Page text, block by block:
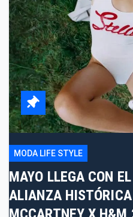
MODA LIFE STYLE
MAYO LLEGA CON
ALIANZA